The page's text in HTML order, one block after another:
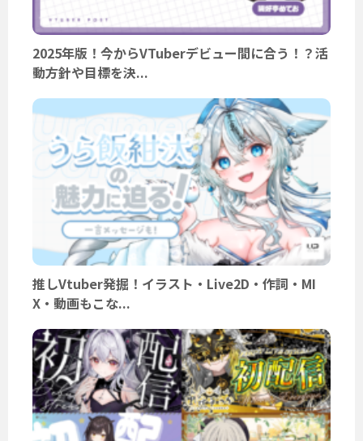
2025年版！今からVTuberデビュー間に合う！？活
動方針や目標を決...
推しVtuber発掘！イラスト・Live2D・作詞・MI
X・動画もこな...